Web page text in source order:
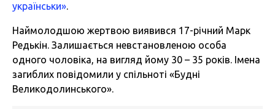
українськи».
Наймолодшою жертвою виявився 17-річний Марк
Редькін. Залишається невстановленою особа
одного чоловіка, на вигляд йому 30 – 35 років. Імена
загиблих повідомили у спільноті «Будні
Великодолинського».